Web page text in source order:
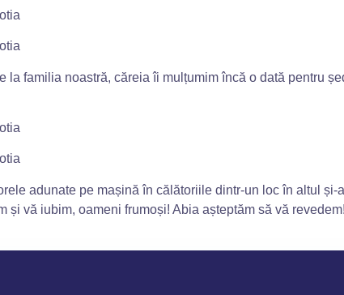
la familia noastră, căreia îi mulțumim încă o dată pentru
adunate pe mașină în călătoriile dintr-un loc în altul
vă iubim, oameni frumoși! Abia așteptăm să vă revedem!